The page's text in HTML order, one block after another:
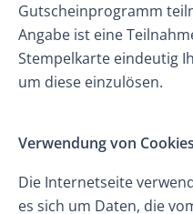
Gutscheinprogramm
Angabe ist eine
Stempelkarte eindeutig
um diese einzulösen.
Verwendung von Cookies
Die Internetseite
es sich um Daten, die